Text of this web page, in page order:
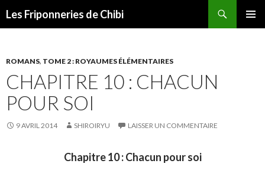
Les Friponneries de Chibi
ROMANS, TOME 2 : ROYAUMES ÉLÉMENTAIRES
CHAPITRE 10 : CHACUN
POUR SOI
9 AVRIL 2014 SHIROIRYU LAISSER UN COMMENTAIRE
Chapitre 10 : Chacun pour soi